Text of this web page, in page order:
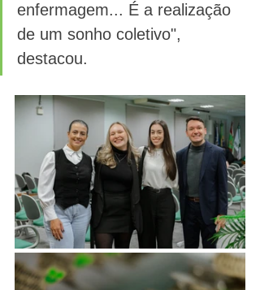
enfermagem... É a realização
de um sonho coletivo",
destacou.